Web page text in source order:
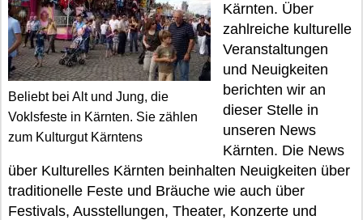
Beliebt bei Alt und Jung, die
Voklsfeste in Kärnten. Sie zählen
zum Kulturgut Kärntens
Kärnten. Über
zahlreiche kulturelle
Veranstaltungen
und Neuigkeiten
berichten wir an
dieser Stelle in
unseren News
Kärnten. Die News
über Kulturelles Kärnten beinhalten Neuigkeiten über
traditionelle Feste und Bräuche wie auch über
Festivals, Ausstellungen, Theater, Konzerte und